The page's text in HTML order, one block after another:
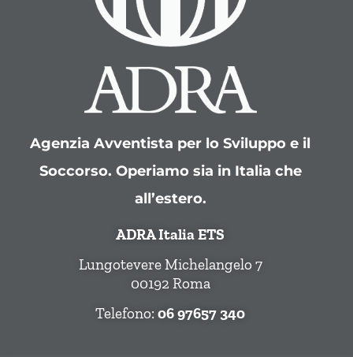
Agenzia Avventista per lo Sviluppo e il
Soccorso. Operiamo sia in Italia che
all’estero.
ADRA Italia ETS
Lungotevere Michelangelo 7
00192 Roma
Telefono:06 97657 340